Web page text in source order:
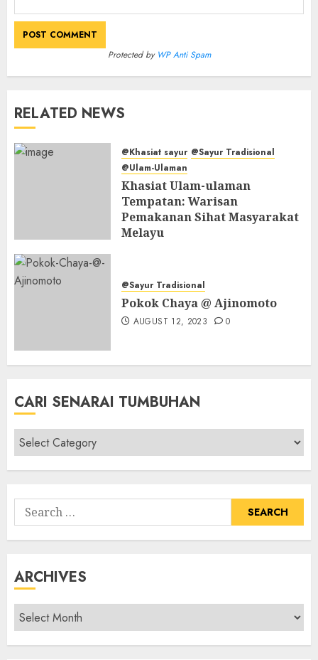
Protected by WP Anti Spam
RELATED NEWS
@Khasiat sayur @Sayur Tradisional
@Ulam-Ulaman
Khasiat Ulam-ulaman
Tempatan: Warisan
Pemakanan Sihat Masyarakat
Melayu
@Sayur Tradisional
Pokok Chaya @ Ajinomoto
AUGUST 12, 2023 0
CARI SENARAI TUMBUHAN
Cari
Senarai
Tumbuhan
Search
for:
ARCHIVES
Archives